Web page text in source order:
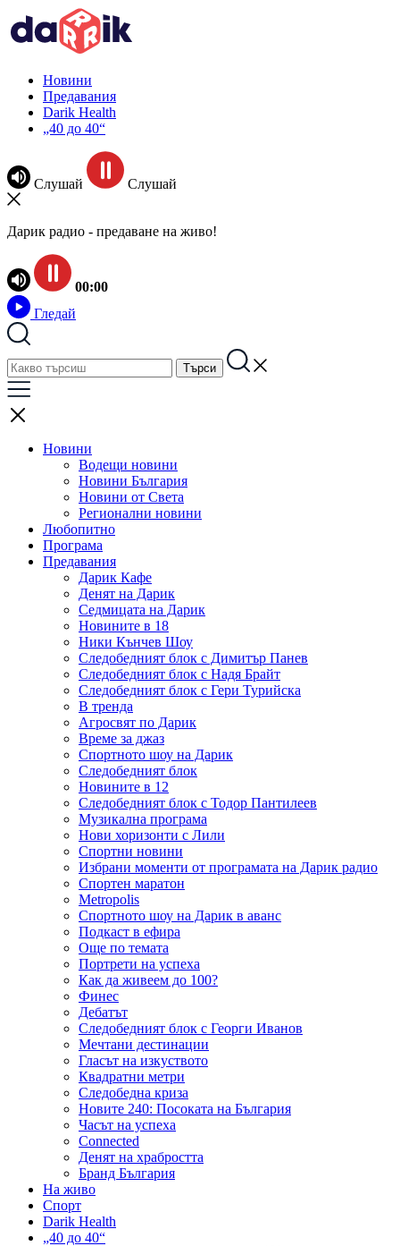
Новини
Предавания
Darik Health
„40 до 40“
Слушай Слушай
Дарик радио - предаване на живо!
00:00
Гледай
Новини
Водещи новини
Новини България
Новини от Света
Регионални новини
Любопитно
Програма
Предавания
Дарик Кафе
Денят на Дарик
Седмицата на Дарик
Новините в 18
Ники Кънчев Шоу
Следобедният блок с Димитър Панев
Следобедният блок с Надя Брайт
Следобедният блок с Гери Турийска
В тренда
Агросвят по Дарик
Време за джаз
Спортното шоу на Дарик
Следобедният блок
Новините в 12
Следобедният блок с Тодор Пантилеев
Музикална програма
Нови хоризонти с Лили
Спортни новини
Избрани моменти от програмата на Дарик радио
Спортен маратон
Metropolis
Спортното шоу на Дарик в аванс
Подкаст в ефира
Още по темата
Портрети на успеха
Как да живеем до 100?
Финес
Дебатът
Следобедният блок с Георги Иванов
Мечтани дестинации
Гласът на изкуството
Квадратни метри
Следобедна криза
Новите 240: Посоката на България
Часът на успеха
Connected
Денят на храбростта
Бранд България
На живо
Спорт
Darik Health
„40 до 40“